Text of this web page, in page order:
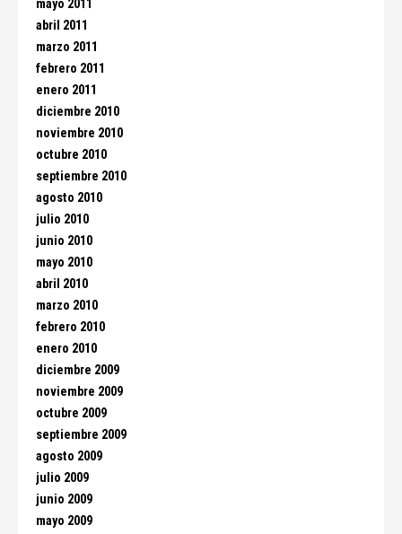
mayo 2011
abril 2011
marzo 2011
febrero 2011
enero 2011
diciembre 2010
noviembre 2010
octubre 2010
septiembre 2010
agosto 2010
julio 2010
junio 2010
mayo 2010
abril 2010
marzo 2010
febrero 2010
enero 2010
diciembre 2009
noviembre 2009
octubre 2009
septiembre 2009
agosto 2009
julio 2009
junio 2009
mayo 2009